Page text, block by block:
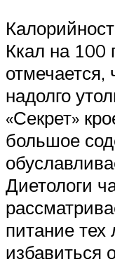
Ккал на 100
надолго
«Секрет»
большое
Диетологи
питание тех
избавиться